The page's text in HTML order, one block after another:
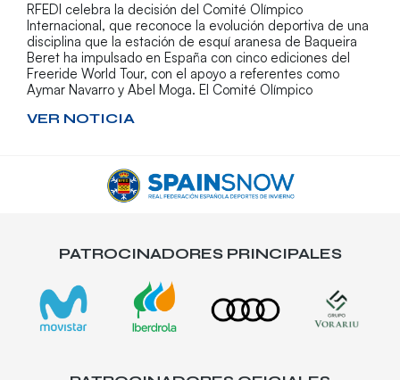
RFEDI celebra la decisión del Comité Olímpico
Internacional, que reconoce la evolución deportiva de una
disciplina que la estación de esquí aranesa de Baqueira
Beret ha impulsado en España con cinco ediciones del
Freeride World Tour, con el apoyo a referentes como
Aymar Navarro y Abel Moga. El Comité Olímpico
VER NOTICIA
PATROCINADORES PRINCIPALES